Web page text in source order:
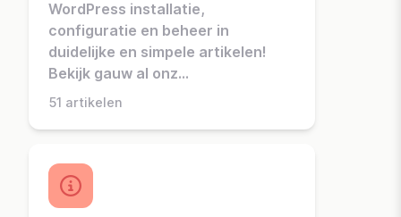
WordPress installatie,
configuratie en beheer in
duidelijke en simpele artikelen!
Bekijk gauw al onz...
51 artikelen